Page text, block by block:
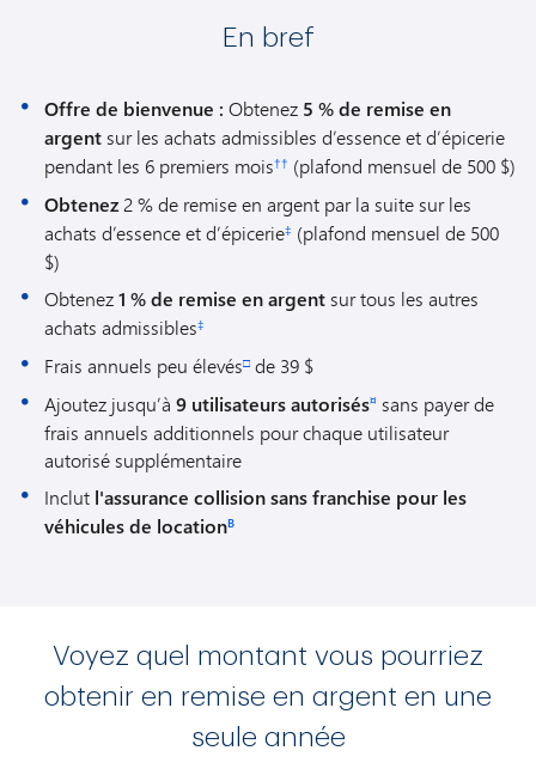
En bref
Offre de bienvenue : Obtenez 5 % de remise en
argent sur les achats admissibles d’essence et d’épicerie
pendant les 6 premiers mois†† (plafond mensuel de 500 $)
Obtenez2 % de remise en argent par la suite sur les
achats d’essence et d’épicerie‡ (plafond mensuel de 500
$)
Obtenez1 % de remise en argent sur tous les autres
achats admissibles‡
Frais annuels peu élevés□ de 39 $
Ajoutez jusqu’à 9 utilisateurs autorisés¤ sans payer de
frais annuels additionnels pour chaque utilisateur
autorisé supplémentaire
Inclut l'assurance collision sans franchise pour les
véhicules de locationB
Voyez quel montant vous pourriez
obtenir en remise en argent en une
seule année